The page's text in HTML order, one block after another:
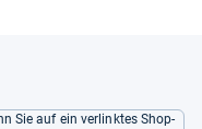
Sie auf ein verlinktes Shop-